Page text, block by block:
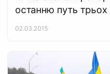
останню путь трьох
02.03.2015